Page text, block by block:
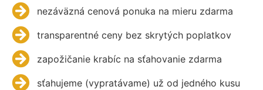
nezáväzná cenová ponuka na mieru zdarma
transparentné ceny bez skrytých poplatkov
zapožičanie krabíc na sťahovanie zdarma
sťahujeme (vypratávame) už od jedného kusu